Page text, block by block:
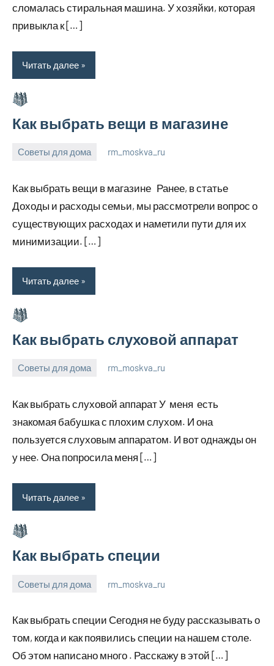
сломалась стиральная машина. У хозяйки, которая
привыкла к […]
Читать далее
Как выбрать вещи в магазине
Советы для дома
2023
rm_moskva_ru
Как выбрать вещи в магазине Ранее, в статье
Доходы и расходы семьи, мы рассмотрели вопрос о
существующих расходах и наметили пути для их
минимизации. […]
Читать далее
Как выбрать слуховой аппарат
Советы для дома
2023
rm_moskva_ru
Как выбрать слуховой аппарат У меня есть
знакомая бабушка с плохим слухом. И она
пользуется слуховым аппаратом. И вот однажды он
у нее. Она попросила меня […]
Читать далее
Как выбрать специи
Советы для дома
2023
rm_moskva_ru
Как выбрать специи Сегодня не буду рассказывать о
том, когда и как появились специи на нашем столе.
Об этом написано много . Расскажу в этой […]